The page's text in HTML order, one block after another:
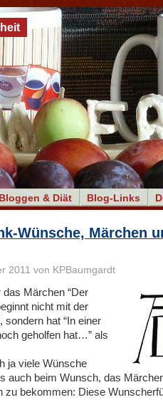
& Diät Blog-Links
Wünsche, Märchen
2011 von KPBaumgardt
Märchen “Der
nicht mit der
hat “In einer
geholfen hat…” als
ja viele Wünsche
auch beim Wunsch, das
zu bekommen: Diese